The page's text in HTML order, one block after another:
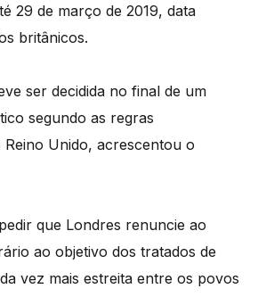
29 de março de 2019, data
britânicos.
ser decidida no final de um
segundo as regras
Unido, acrescentou o
que Londres renuncie ao
ao objetivo dos tratados de
vez mais estreita entre os povos